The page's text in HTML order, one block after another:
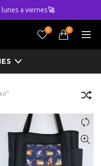
0 0
lunes a viernes🚀